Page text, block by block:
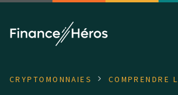
CRYPTOMONNAIES COMPRENDRE